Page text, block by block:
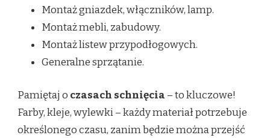
Montaż gniazdek, włączników, lamp.
Montaż mebli, zabudowy.
Montaż listew przypodłogowych.
Generalne sprzątanie.
Pamiętaj o czasach schnięcia – to kluczowe!
Farby, kleje, wylewki – każdy materiał potrzebuje
określonego czasu, zanim będzie można przejść